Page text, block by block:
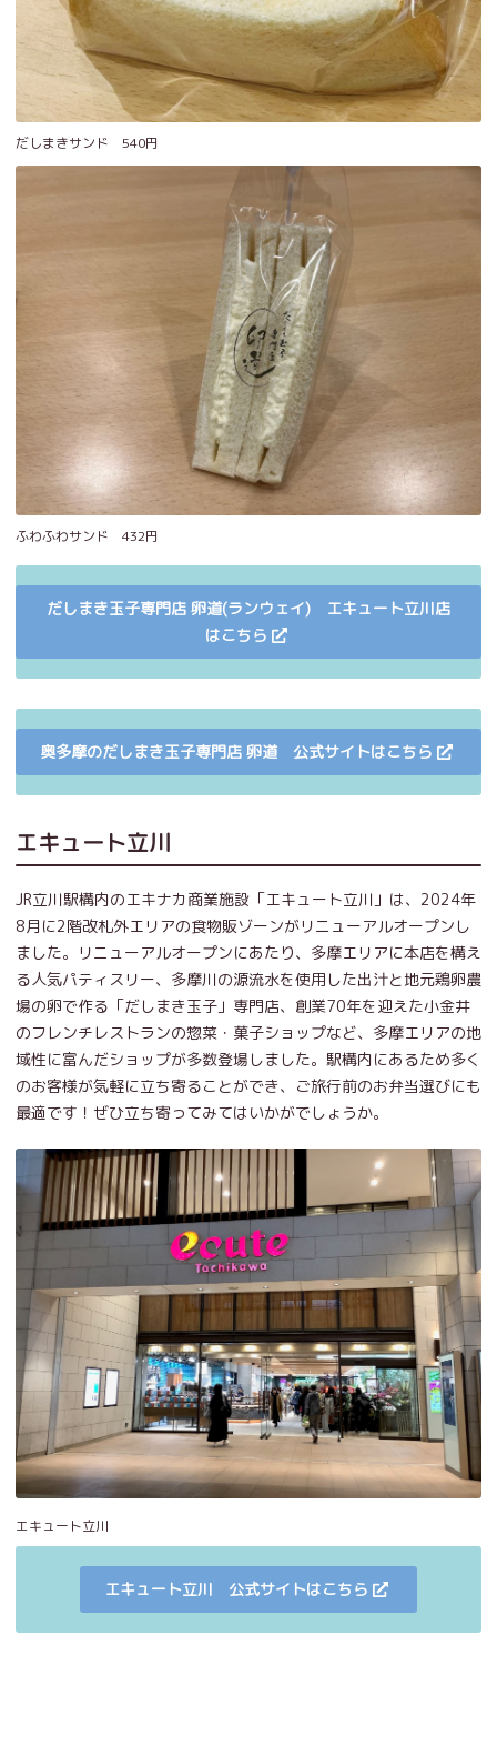
だしまきサンド 540円
ふわふわサンド 432円
だしまき玉子専門店 卵道(ランウェイ) エキュート立川店
はこちら
奥多摩のだしまき玉子専門店 卵道 公式サイトはこちら
エキュート立川
JR立川駅構内のエキナカ商業施設「エキュート立川」は、2024年
8月に2階改札外エリアの食物販ゾーンがリニューアルオープンし
ました。リニューアルオープンにあたり、多摩エリアに本店を構え
る人気パティスリー、多摩川の源流水を使用した出汁と地元鶏卵農
場の卵で作る「だしまき玉子」専門店、創業70年を迎えた小金井
のフレンチレストランの惣菜・菓子ショップなど、多摩エリアの地
域性に富んだショップが多数登場しました。駅構内にあるため多く
のお客様が気軽に立ち寄ることができ、ご旅行前のお弁当選びにも
最適です！ぜひ立ち寄ってみてはいかがでしょうか。
エキュート立川
エキュート立川 公式サイトはこちら